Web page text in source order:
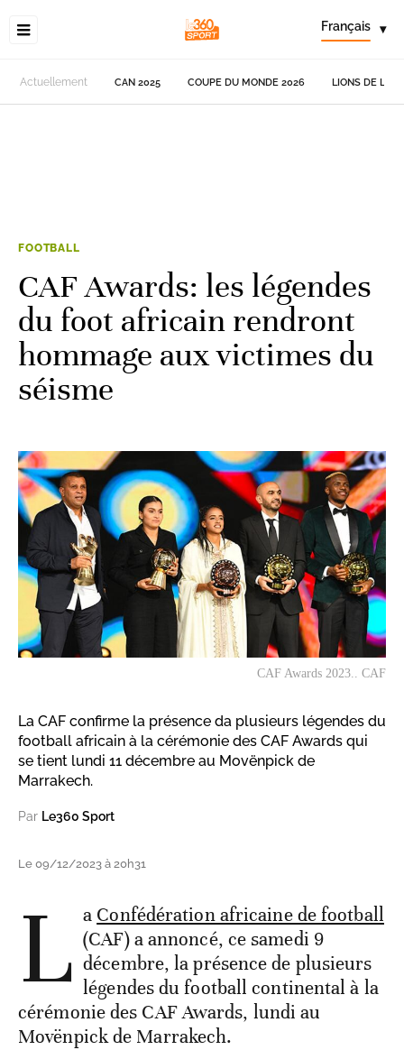
Français ▾
Actuellement CAN 2025 COUPE DU MONDE 2026 LIONS DE
FOOTBALL
CAF Awards: les légendes
du foot africain rendront
hommage aux victimes du
séisme
CAF Awards 2023.. CAF
La CAF confirme la présence da plusieurs légendes du
football africain à la cérémonie des CAF Awards qui
se tient lundi 11 décembre au Movënpick de
Marrakech.
Par Le360 Sport
Le 09/12/2023 à 20h31
L a Confédération africaine de football
(CAF) a annoncé, ce samedi 9
décembre, la présence de plusieurs
légendes du football continental à la
cérémonie des CAF Awards, lundi au
Movënpick de Marrakech.